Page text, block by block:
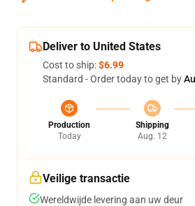
Deliver to United States
Cost to ship:$6.99
Standard - Order today to get by
Production
Today
Shipping
Aug. 12
Veilige transactie
Wereldwijde levering aan uw deur